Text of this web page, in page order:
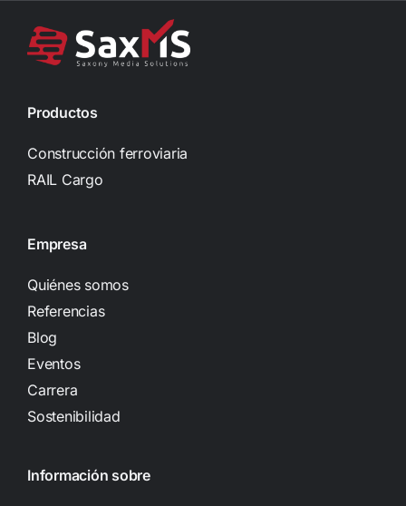
Productos
Construcción ferroviaria
RAIL Cargo
Empresa
Quiénes somos
Referencias
Blog
Eventos
Carrera
Sostenibilidad
Información sobre